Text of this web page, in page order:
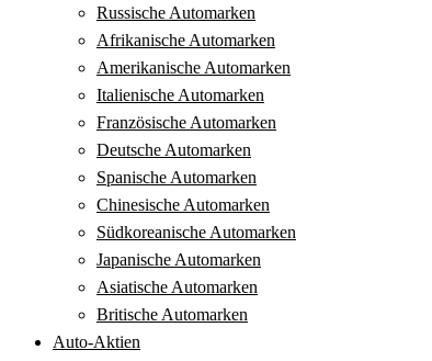
Russische Automarken
Afrikanische Automarken
Amerikanische Automarken
Italienische Automarken
Französische Automarken
Deutsche Automarken
Spanische Automarken
Chinesische Automarken
Südkoreanische Automarken
Japanische Automarken
Asiatische Automarken
Britische Automarken
Auto-Aktien